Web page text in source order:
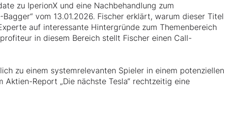
zu IperionX und eine Nachbehandlung zum
vom 13.01.2026. Fischer erklärt, warum dieser Titel
auf interessante Hintergründe zum Themenbereich
in diesem Bereich stellt Fischer einen Call-
zu einem systemrelevanten Spieler in einem potenziellen
Report „Die nächste Tesla“ rechtzeitig eine